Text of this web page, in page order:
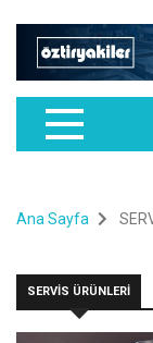
Ana Sayfa
SERVİS ÜRÜNLERİ